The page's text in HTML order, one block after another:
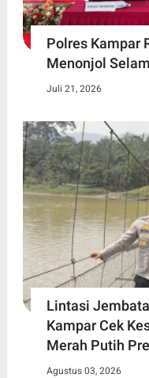
Polres Kampar
Menonjol
Juli 21, 2026
Lintasi
Kampar Cek
Merah Putih
Agustus 03, 2026